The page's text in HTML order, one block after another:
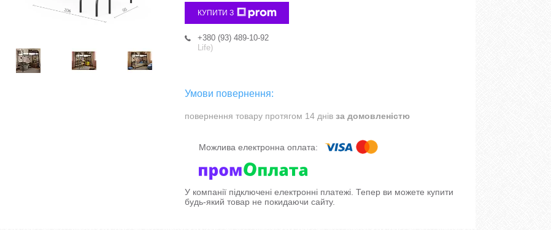
КУПИТИ З
+380 (93) 489-10-92
Life)
повернення товару протягом 14 днів за домовленістю
У компанії підключені електронні платежі. Тепер ви можете купити
будь-який товар не покидаючи сайту.